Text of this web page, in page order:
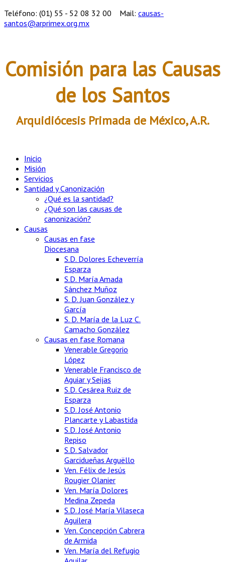
Teléfono: (01) 55 - 52 08 32 00 Mail: causas-
santos@arprimex.org.mx
Comisión para las Causas
de los Santos
Arquidiócesis Primada de México, A.R.
Inicio
Misión
Servicios
Santidad y Canonización
¿Qué es la santidad?
¿Qué son las causas de
canonización?
Causas
Causas en fase
Diocesana
S.D. Dolores Echeverría
Esparza
S.D. María Amada
Sánchez Muñoz
S. D. Juan González y
García
S. D. María de la Luz C.
Camacho González
Causas en fase Romana
Venerable Gregorio
López
Venerable Francisco de
Aguiar y Seijas
S.D. Cesárea Ruiz de
Esparza
S.D. José Antonio
Plancarte y Labastida
S.D. José Antonio
Repiso
S.D. Salvador
Garcidueñas Arguëllo
Ven. Félix de Jesús
Rougier Olanier
Ven. María Dolores
Medina Zepeda
S.D. José María Vilaseca
Aguilera
Ven. Concepción Cabrera
de Armida
Ven. María del Refugio